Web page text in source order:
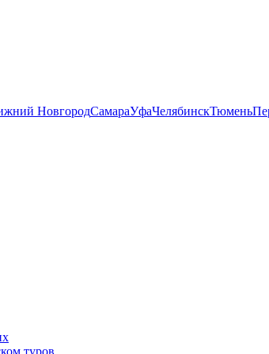
НовгородСамараУфаЧелябинскТюмень
туров